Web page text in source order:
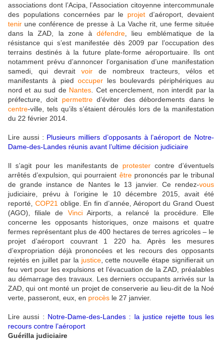
associations dont l’Acipa, l’Association citoyenne intercommunale
des populations concernées par le projet d’aéroport, devaient
tenir une conférence de presse à La Vache rit, une ferme située
dans la ZAD, la zone àdéfendre , lieu emblématique de la
résistance qui s’est manifestée dès 2009 par l’occupation des
terrains destinés à la future plate-forme aéroportuaire. Ils ont
notamment prévu d’annoncer l’organisation d’une manifestation
samedi, qui devrait voir de nombreux tracteurs, vélos et
manifestants à pied occuperles boulevards périphériques au
nord et au sud de Nantes . Cet encerclement, non interdit par la
préfecture, doit permettred’éviter des débordements dans le
centre-ville, tels qu’ils s’étaient déroulés lors de la manifestation
du 22 février 2014.
Lire aussi : Plusieurs milliers d’opposants à l’aéroport de Notre-
Dame-des-Landes réunis avant l’ultime décision judiciaire
Il s’agit pour les manifestants de protester contre d’éventuels
arrêtés d’expulsion, qui pourraient êtreprononcés par le tribunal
de grande instance de Nantes le 13 janvier. Ce rendez-vous
judiciaire, prévu à l’origine le 10 décembre 2015, avait été
reporté, COP21 oblige. En fin d’année, Aéroport du Grand Ouest
(AGO), filiale de VinciAirports, a relancé la procédure. Elle
concerne les opposants historiques, onze maisons et quatre
fermes représentant plus de 400 hectares de terres agricoles – le
projet d’aéroport couvrant 1 220 ha. Après les mesures
d’expropriation déjà prononcées et les recours des opposants
rejetés en juillet par la justice, cette nouvelle étape signifierait un
feu vert pour les expulsions et l’évacuation de la ZAD, préalables
au démarrage des travaux. Les derniers occupants arrivés sur la
ZAD, qui ont monté un projet de conserverie au lieu-dit de la Noé
verte, passeront, eux, en procès le 27 janvier.
Lire aussi : Notre-Dame-des-Landes : la justice rejette tous les
recours contre l’aéroport
Guérilla judiciaire